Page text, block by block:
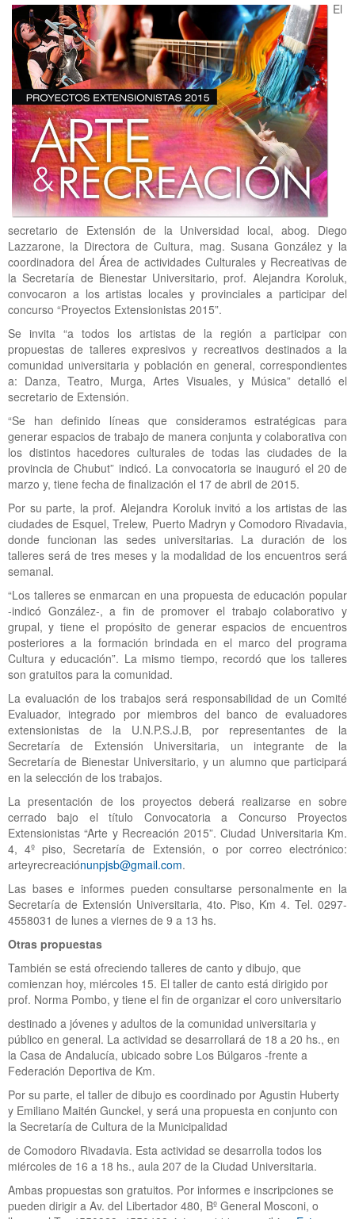
El
secretario de Extensión de la Universidad local, abog. Diego
Lazzarone, la Directora de Cultura, mag. Susana González y la
coordinadora del Área de actividades Culturales y Recreativas de
la Secretaría de Bienestar Universitario, prof. Alejandra Koroluk,
convocaron a los artistas locales y provinciales a participar del
concurso “Proyectos Extensionistas 2015”.
Se invita “a todos los artistas de la región a participar con
propuestas de talleres expresivos y recreativos destinados a la
comunidad universitaria y población en general, correspondientes
a: Danza, Teatro, Murga, Artes Visuales, y Música” detalló el
secretario de Extensión.
“Se han definido líneas que consideramos estratégicas para
generar espacios de trabajo de manera conjunta y colaborativa con
los distintos hacedores culturales de todas las ciudades de la
provincia de Chubut” indicó. La convocatoria se inauguró el 20 de
marzo y, tiene fecha de finalización el 17 de abril de 2015.
Por su parte, la prof. Alejandra Koroluk invitó a los artistas de las
ciudades de Esquel, Trelew, Puerto Madryn y Comodoro Rivadavia,
donde funcionan las sedes universitarias. La duración de los
talleres será de tres meses y la modalidad de los encuentros será
semanal.
“Los talleres se enmarcan en una propuesta de educación popular
-indicó González-, a fin de promover el trabajo colaborativo y
grupal, y tiene el propósito de generar espacios de encuentros
posteriores a la formación brindada en el marco del programa
Cultura y educación”. La mismo tiempo, recordó que los talleres
son gratuitos para la comunidad.
La evaluación de los trabajos será responsabilidad de un Comité
Evaluador, integrado por miembros del banco de evaluadores
extensionistas de la U.N.P.S.J.B, por representantes de la
Secretaría de Extensión Universitaria, un integrante de la
Secretaría de Bienestar Universitario, y un alumno que participará
en la selección de los trabajos.
La presentación de los proyectos deberá realizarse en sobre
cerrado bajo el título Convocatoria a Concurso Proyectos
Extensionistas “Arte y Recreación 2015”. Ciudad Universitaria Km.
4, 4º piso, Secretaría de Extensión, o por correo electrónico:
arteyrecreaciónunpjsb@gmail.com.
Las bases e informes pueden consultarse personalmente en la
Secretaría de Extensión Universitaria, 4to. Piso, Km 4. Tel. 0297-
4558031 de lunes a viernes de 9 a 13 hs.
Otras propuestas
También se está ofreciendo talleres de canto y dibujo, que
comienzan hoy, miércoles 15. El taller de canto está dirigido por
prof. Norma Pombo, y tiene el fin de organizar el coro universitario
destinado a jóvenes y adultos de la comunidad universitaria y
público en general. La actividad se desarrollará de 18 a 20 hs., en
la Casa de Andalucía, ubicado sobre Los Búlgaros -frente a
Federación Deportiva de Km.
Por su parte, el taller de dibujo es coordinado por Agustin Huberty
y Emiliano Maitén Gunckel, y será una propuesta en conjunto con
la Secretaría de Cultura de la Municipalidad
de Comodoro Rivadavia. Esta actividad se desarrolla todos los
miércoles de 16 a 18 hs., aula 207 de la Ciudad Universitaria.
Ambas propuestas son gratuitos. Por informes e inscripciones se
pueden dirigir a Av. del Libertador 480, Bº General Mosconi, o